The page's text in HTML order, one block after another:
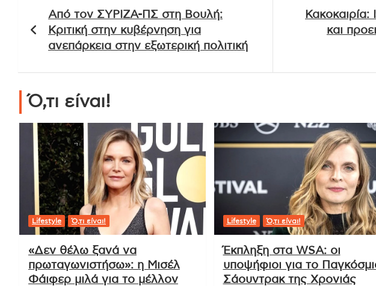
άρθρων
Από τον ΣΥΡΙΖΑ-ΠΣ στη Βουλή:
Κριτική στην κυβέρνηση για
ανεπάρκεια στην εξωτερική πολιτική
Κακοκαιρία:
και
Ό,τι είναι!
Lifestyle Ό,τι είναι!
«Δεν θέλω ξανά να
πρωταγωνιστήσω»: η Μισέλ
Φάιφερ μιλά για το μέλλον
Lifestyle Ό,τι είναι!
Έκπληξη στα WSA: οι
υποψήφιοι για το
Σάουντρακ της Χρονιάς